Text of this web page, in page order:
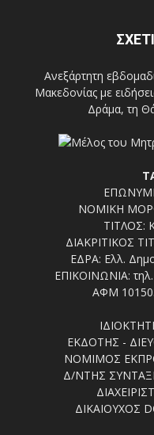
Ανεξάρτητη
Μακεδονίας με
Δράμα, τη
ΝΟΜΙΚΗ
ΤΙΤΛΟΣ:
ΔΙΑΚΡΙΤΙΚΟΣ
ΕΔΡΑ: Ελλ.
ΕΠΙΚΟΙΝΩΝΙΑ:
ΑΦΜ
ΕΚΔΟΤΗΣ -
ΝΟΜΙΜΟΣ
Δ/ΝΤΗΣ
ΔΙΚΑΙΟΥΧΟΣ